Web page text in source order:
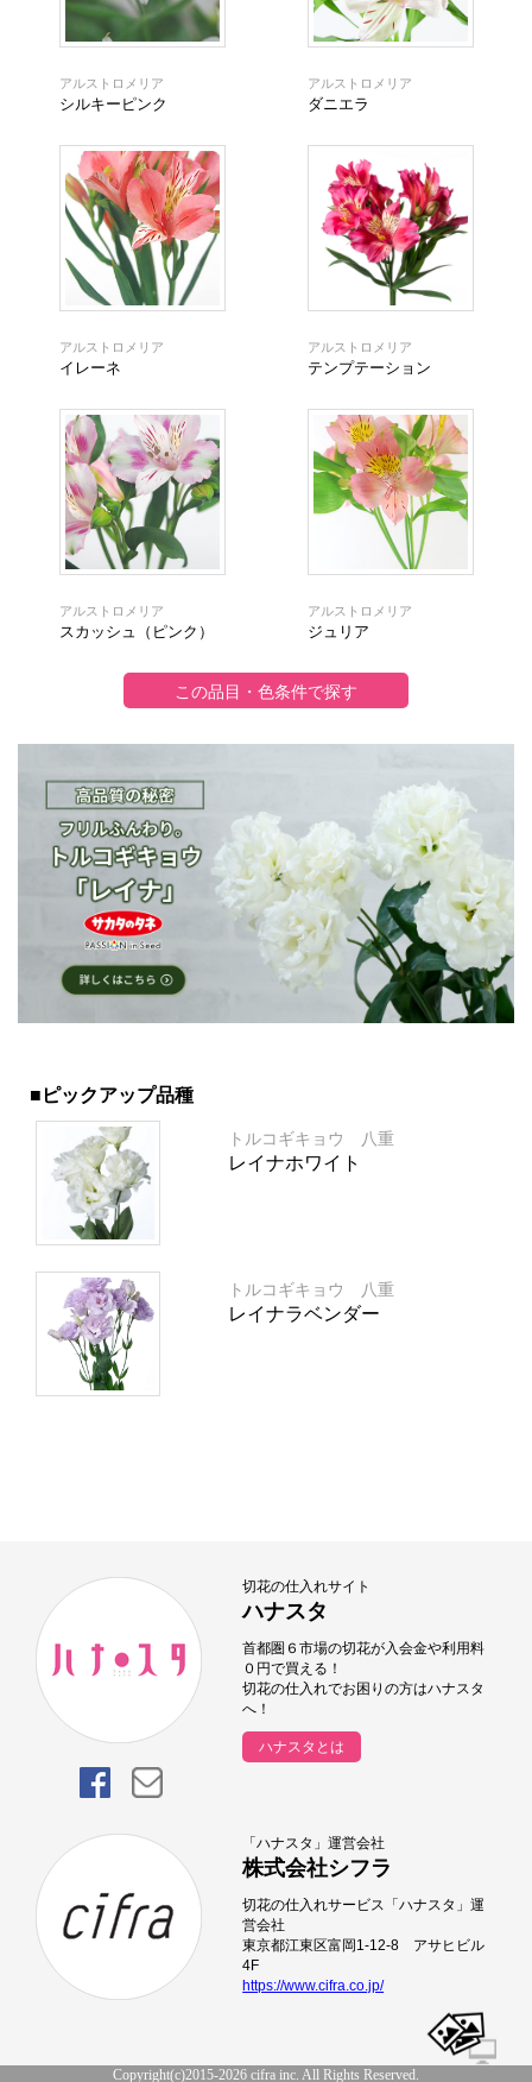
アルストロメリア
シルキーピンク
アルストロメリア
ダニエラ
アルストロメリア
イレーネ
アルストロメリア
テンプテーション
アルストロメリア
スカッシュ（ピンク）
アルストロメリア
ジュリア
■ピックアップ品種
トルコギキョウ 八重
レイナホワイト
トルコギキョウ 八重
レイナラベンダー
切花の仕入れサイト
ハナスタ
首都圏６市場の切花が入会金や利用料
０円で買える！
切花の仕入れでお困りの方はハナスタ
へ！
ハナスタとは
「ハナスタ」運営会社
株式会社シフラ
切花の仕入れサービス「ハナスタ」運
営会社
東京都江東区富岡1-12-8 アサヒビル
4F
https://www.cifra.co.jp/
Copyright(c)2015-2026 cifra inc. All Rights Reserved.